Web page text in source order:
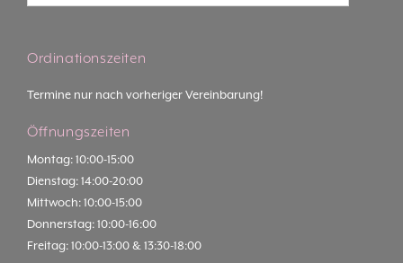
Ordinationszeiten
Termine nur nach vorheriger Vereinbarung!
Öffnungszeiten
Montag: 10:00-15:00
Dienstag: 14:00-20:00
Mittwoch: 10:00-15:00
Donnerstag: 10:00-16:00
Freitag: 10:00-13:00 & 13:30-18:00